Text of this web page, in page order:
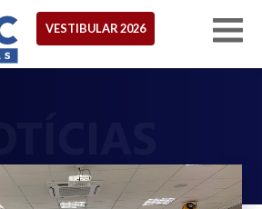
VESTIBULAR 2026